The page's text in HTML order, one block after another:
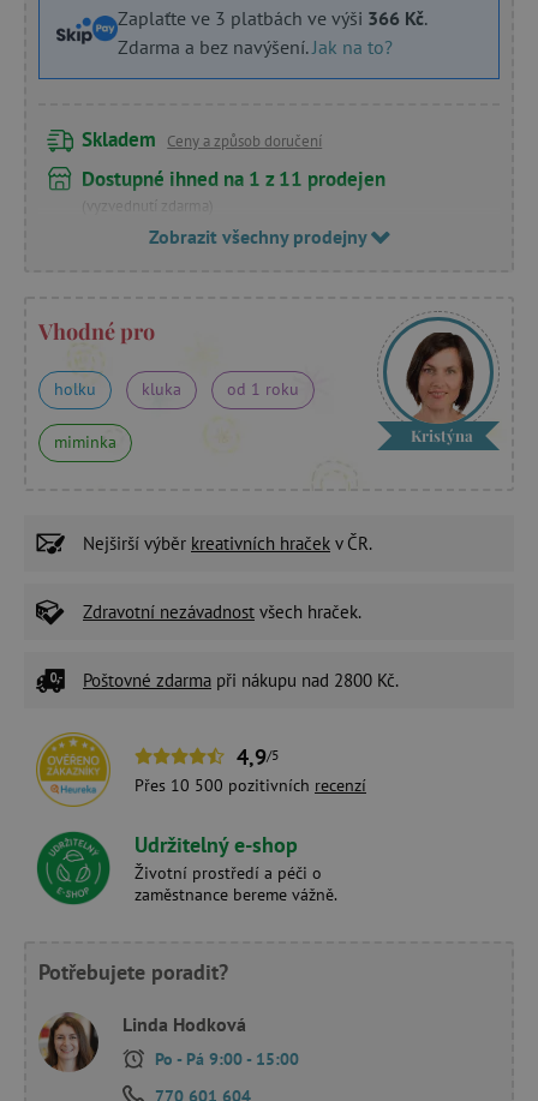
Zaplaťte ve 3 platbách ve výši 366 Kč.
Zdarma a bez navýšení. Jak na to?
Skladem Ceny a způsob doručení
Dostupné ihned na 1 z 11 prodejen
(vyzvednutí zdarma)
Zobrazit všechny prodejny
Vhodné pro
holku kluka od 1 roku
miminka Kristýna
Nejširší výběr kreativních hraček v ČR.
Zdravotní nezávadnost všech hraček.
Poštovné zdarma při nákupu nad 2800 Kč.
4,9/5
Přes 10 500 pozitivních recenzí
Udržitelný e-shop
Životní prostředí a péči o
zaměstnance bereme vážně.
Potřebujete poradit?
Linda Hodková
Po - Pá 9:00 - 15:00
770 601 604